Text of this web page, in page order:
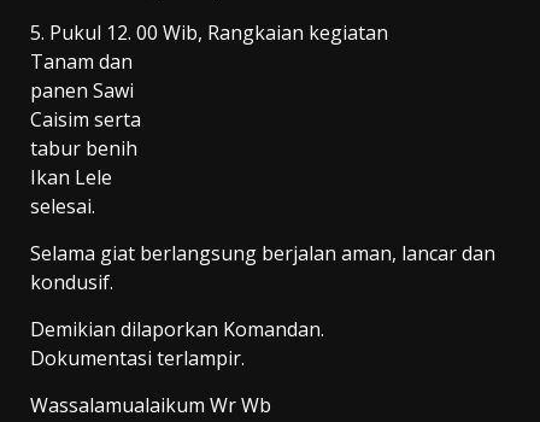
5. Pukul 12. 00 Wib, Rangkaian kegiatan
Tanam dan
panen Sawi
Caisim serta
tabur benih
Ikan Lele
selesai.
Selama giat berlangsung berjalan aman, lancar dan
kondusif.
Demikian dilaporkan Komandan.
Dokumentasi terlampir.
Wassalamualaikum Wr Wb